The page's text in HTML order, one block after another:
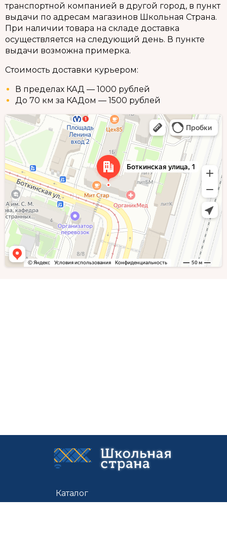
транспортной компанией в другой город, в пункт
выдачи по адресам магазинов Школьная Страна.
При наличии товара на складе доставка
осуществляется на следующий день. В пункте
выдачи возможна примерка.
Стоимость доставки курьером:
В пределах КАД — 1000 рублей
До 70 км за КАДом — 1500 рублей
Каталог